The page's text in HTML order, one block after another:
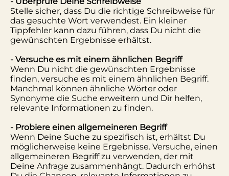
Stelle sicher, dass Du die richtige Schreibweise für
das gesuchte Wort verwendest. Ein kleiner
Tippfehler kann dazu führen, dass Du nicht die
gewünschten Ergebnisse erhältst.
- Versuche es mit einem ähnlichen Begriff
Wenn Du nicht die gewünschten Ergebnisse
finden, versuche es mit einem ähnlichen Begriff.
Manchmal können ähnliche Wörter oder
Synonyme die Suche erweitern und Dir helfen,
relevante Informationen zu finden.
- Probiere einen allgemeineren Begriff
Wenn Deine Suche zu spezifisch ist, erhältst Du
möglicherweise keine Ergebnisse. Versuche, einen
allgemeineren Begriff zu verwenden, der mit
Deine Anfrage zusammenhängt. Dadurch erhöhst